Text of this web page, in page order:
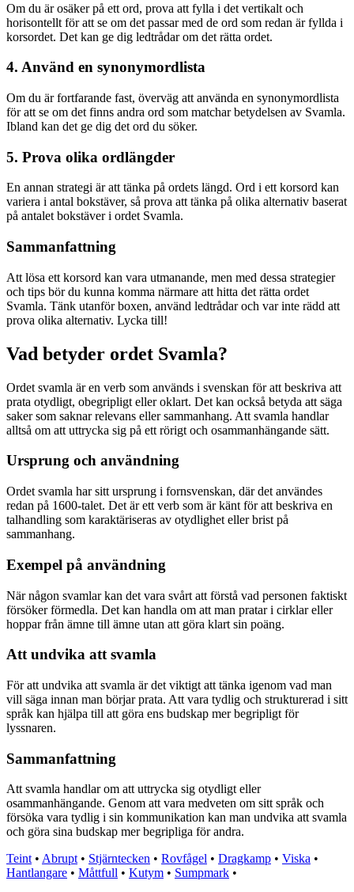
Om du är osäker på ett ord, prova att fylla i det vertikalt och
horisontellt för att se om det passar med de ord som redan är fyllda i
korsordet. Det kan ge dig ledtrådar om det rätta ordet.
4. Använd en synonymordlista
Om du är fortfarande fast, överväg att använda en synonymordlista
för att se om det finns andra ord som matchar betydelsen av Svamla.
Ibland kan det ge dig det ord du söker.
5. Prova olika ordlängder
En annan strategi är att tänka på ordets längd. Ord i ett korsord kan
variera i antal bokstäver, så prova att tänka på olika alternativ baserat
på antalet bokstäver i ordet Svamla.
Sammanfattning
Att lösa ett korsord kan vara utmanande, men med dessa strategier
och tips bör du kunna komma närmare att hitta det rätta ordet
Svamla. Tänk utanför boxen, använd ledtrådar och var inte rädd att
prova olika alternativ. Lycka till!
Vad betyder ordet Svamla?
Ordet svamla är en verb som används i svenskan för att beskriva att
prata otydligt, obegripligt eller oklart. Det kan också betyda att säga
saker som saknar relevans eller sammanhang. Att svamla handlar
alltså om att uttrycka sig på ett rörigt och osammanhängande sätt.
Ursprung och användning
Ordet svamla har sitt ursprung i fornsvenskan, där det användes
redan på 1600-talet. Det är ett verb som är känt för att beskriva en
talhandling som karaktäriseras av otydlighet eller brist på
sammanhang.
Exempel på användning
När någon svamlar kan det vara svårt att förstå vad personen faktiskt
försöker förmedla. Det kan handla om att man pratar i cirklar eller
hoppar från ämne till ämne utan att göra klart sin poäng.
Att undvika att svamla
För att undvika att svamla är det viktigt att tänka igenom vad man
vill säga innan man börjar prata. Att vara tydlig och strukturerad i sitt
språk kan hjälpa till att göra ens budskap mer begripligt för
lyssnaren.
Sammanfattning
Att svamla handlar om att uttrycka sig otydligt eller
osammanhängande. Genom att vara medveten om sitt språk och
försöka vara tydlig i sin kommunikation kan man undvika att svamla
och göra sina budskap mer begripliga för andra.
Teint • Abrupt • Stjärntecken • Rovfågel • Dragkamp • Viska •
Hantlangare • Måttfull • Kutym • Sumpmark •